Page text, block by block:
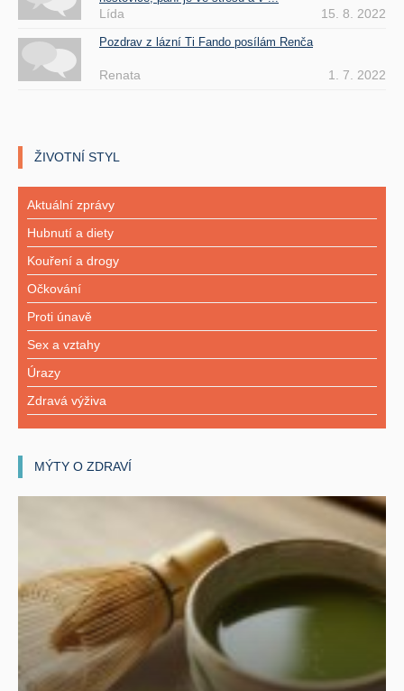
Lída 15. 8. 2022
Pozdrav z lázní Ti Fando posílám Renča
Renata 1. 7. 2022
ŽIVOTNÍ STYL
Aktuální zprávy
Hubnutí a diety
Kouření a drogy
Očkování
Proti únavě
Sex a vztahy
Úrazy
Zdravá výživa
MÝTY O ZDRAVÍ